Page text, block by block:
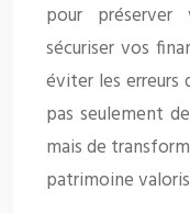
pour préserver
sécuriser vos
éviter les erreurs
pas seulement
mais de
patrimoine